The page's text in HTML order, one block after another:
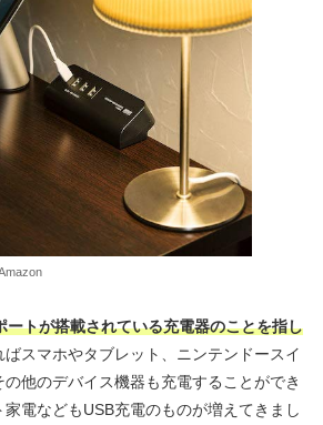
ートが搭載されている充電器のことを指し
ばスマホやタブレット、ニンテンドースイ
他のデバイス機器も充電することができ
電などもUSB充電のものが増えてきまし